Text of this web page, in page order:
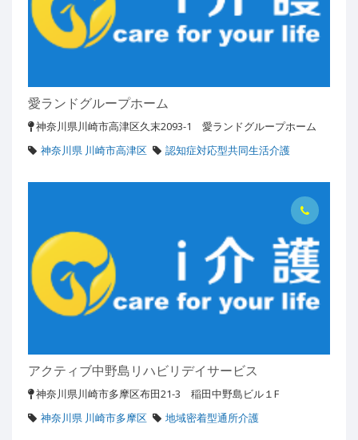
愛ランドグループホーム
神奈川県川崎市高津区久末2093-1 愛ランドグループホーム
神奈川県 川崎市高津区
認知症対応型共同生活介護
アクティブ中野島リハビリデイサービス
神奈川県川崎市多摩区布田21-3 稲田中野島ビル１F
神奈川県 川崎市多摩区
地域密着型通所介護